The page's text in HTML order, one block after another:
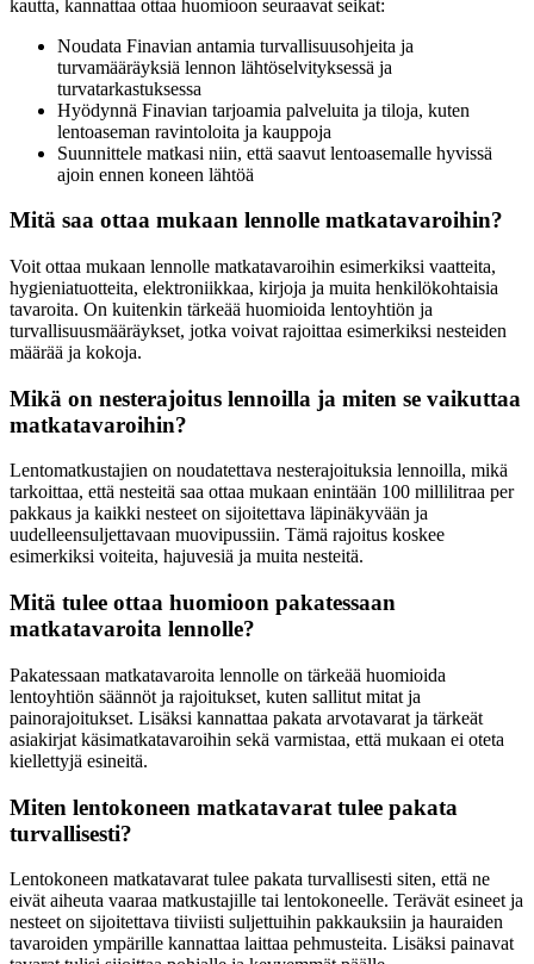
kautta, kannattaa ottaa huomioon seuraavat seikat:
Noudata Finavian antamia turvallisuusohjeita ja
turvamääräyksiä lennon lähtöselvityksessä ja
turvatarkastuksessa
Hyödynnä Finavian tarjoamia palveluita ja tiloja, kuten
lentoaseman ravintoloita ja kauppoja
Suunnittele matkasi niin, että saavut lentoasemalle hyvissä
ajoin ennen koneen lähtöä
Mitä saa ottaa mukaan lennolle matkatavaroihin?
Voit ottaa mukaan lennolle matkatavaroihin esimerkiksi vaatteita,
hygieniatuotteita, elektroniikkaa, kirjoja ja muita henkilökohtaisia
tavaroita. On kuitenkin tärkeää huomioida lentoyhtiön ja
turvallisuusmääräykset, jotka voivat rajoittaa esimerkiksi nesteiden
määrää ja kokoja.
Mikä on nesterajoitus lennoilla ja miten se vaikuttaa
matkatavaroihin?
Lentomatkustajien on noudatettava nesterajoituksia lennoilla, mikä
tarkoittaa, että nesteitä saa ottaa mukaan enintään 100 millilitraa per
pakkaus ja kaikki nesteet on sijoitettava läpinäkyvään ja
uudelleensuljettavaan muovipussiin. Tämä rajoitus koskee
esimerkiksi voiteita, hajuvesiä ja muita nesteitä.
Mitä tulee ottaa huomioon pakatessaan
matkatavaroita lennolle?
Pakatessaan matkatavaroita lennolle on tärkeää huomioida
lentoyhtiön säännöt ja rajoitukset, kuten sallitut mitat ja
painorajoitukset. Lisäksi kannattaa pakata arvotavarat ja tärkeät
asiakirjat käsimatkatavaroihin sekä varmistaa, että mukaan ei oteta
kiellettyjä esineitä.
Miten lentokoneen matkatavarat tulee pakata
turvallisesti?
Lentokoneen matkatavarat tulee pakata turvallisesti siten, että ne
eivät aiheuta vaaraa matkustajille tai lentokoneelle. Terävät esineet ja
nesteet on sijoitettava tiiviisti suljettuihin pakkauksiin ja hauraiden
tavaroiden ympärille kannattaa laittaa pehmusteita. Lisäksi painavat